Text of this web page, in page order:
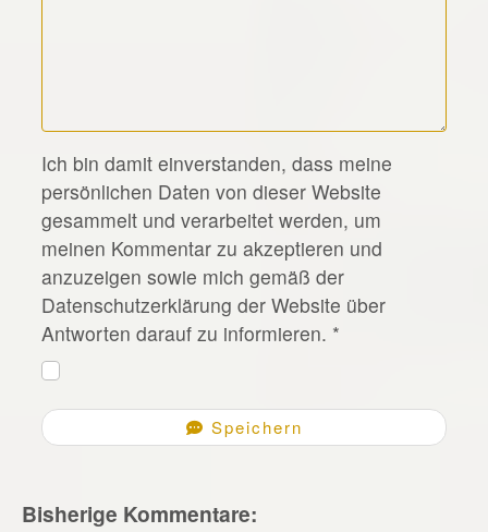
*
Ich bin damit einverstanden, dass meine
persönlichen Daten von dieser Website
gesammelt und verarbeitet werden, um
meinen Kommentar zu akzeptieren und
anzuzeigen sowie mich gemäß der
Datenschutzerklärung der Website über
Antworten darauf zu informieren. *
Speichern
Bisherige Kommentare: